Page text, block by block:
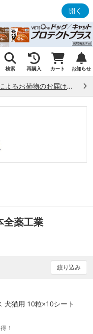
開く
検索 再購入 カート お知らせ
熊本県熊本地方で発生した地震によるお荷物のお届け状況について （7/28）
全薬工業
絞り込み
犬猫用 10粒×10シート
！